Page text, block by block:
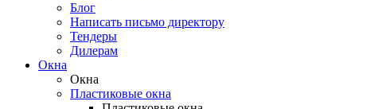
Блог
Написать письмо директору
Тендеры
Дилерам
Окна
Окна
Пластиковые окна